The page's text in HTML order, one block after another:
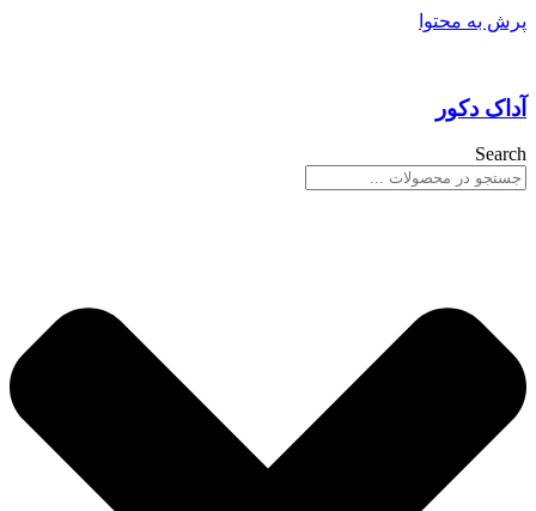
پرش به محتوا
آداک دکور
Search